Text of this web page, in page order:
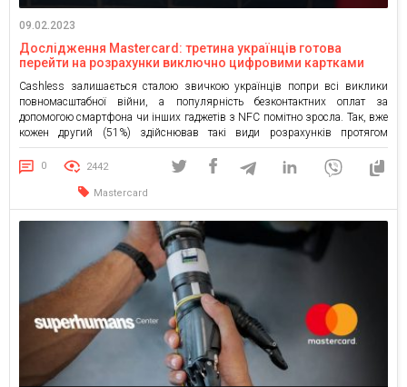
09.02.2023
Дослідження Mastercard: третина українців готова
перейти на розрахунки виключно цифровими картками
Cashless залишається сталою звичкою українців попри всі виклики
повномасштабної війни, а популярність безконтактних оплат за
допомогою смартфона чи інших гаджетів з NFC помітно зросла. Так, вже
кожен другий (51%) здійснював такі види розрахунків протягом
останнього року, що на 11 вп вище, ніж роком раніше. Третина ж
українців стверджує, що готова повністю відмовитися від пластикових
0 2442
Mastercard